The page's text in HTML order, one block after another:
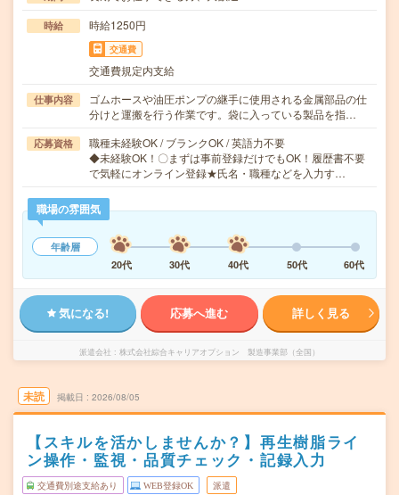
時給 時給1250円
交通費
交通費規定内支給
仕事内容
ゴムホースや油圧ポンプの継手に使用される金属部品の仕
分けと運搬を行う作業です。袋に入っている製品を指…
応募資格
職種未経験OK / ブランクOK / 英語力不要
◆未経験OK！〇まずは事前登録だけでもOK！履歴書不要
で気軽にオンライン登録★氏名・職種などを入力す…
職場の雰囲気
年齢層
20代
30代 40代 50代 60代
気になる! 応募へ進む 詳しく見る
派遣会社 株式会社綜合キャリアオプション 製造事業部（全国）
未読 掲載日 2026/08/05
【スキルを活かしませんか？】再生樹脂ライ
ン操作・監視・品質チェック・記録入力
交通費別途支給あり WEB登録OK 派遣